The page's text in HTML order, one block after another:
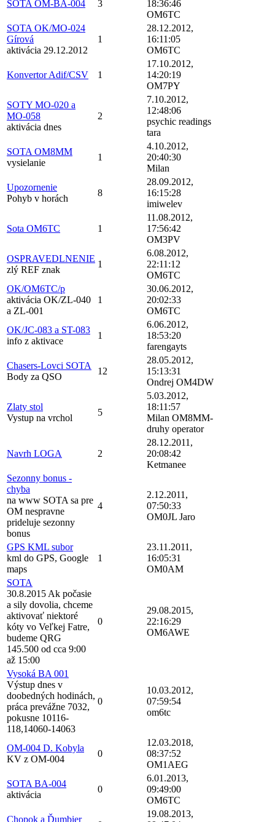
SOTA OM-BA-004 3
18:36:46
OM6TC
SOTA OK/MO-024
Gírová
aktivácia 29.12.2012
1
28.12.2012,
16:11:05
OM6TC
Konvertor Adif/CSV 1
17.10.2012,
14:20:19
OM7PY
SOTY MO-020 a
MO-058
aktivácia dnes
2
7.10.2012,
12:48:06
psychic readings
tara
SOTA OM8MM
vysielanie
1
4.10.2012,
20:40:30
Milan
Upozornenie
Pohyb v horách
8
28.09.2012,
16:15:28
imiwelev
Sota OM6TC 1
11.08.2012,
17:56:42
OM3PV
OSPRAVEDLNENIE
zlý REF znak
1
6.08.2012,
22:11:12
OM6TC
OK/OM6TC/p
aktivácia OK/ZL-040
a ZL-001
1
30.06.2012,
20:02:33
OM6TC
OK/JC-083 a ST-083
info z aktivace
1
6.06.2012,
18:53:20
farengayts
Chasers-Lovci SOTA
Body za QSO
12
28.05.2012,
15:13:31
Ondrej OM4DW
Zlaty stol
Vystup na vrchol
5
5.03.2012,
18:11:57
Milan OM8MM-
druhy operator
Navrh LOGA 2
28.12.2011,
20:08:42
Ketmanee
Sezonny bonus -
chyba
na www SOTA sa pre
OM nespravne
prideluje sezonny
bonus
4
2.12.2011,
07:50:33
OM0JL Jaro
GPS KML subor
kml do GPS, Google
maps
1
23.11.2011,
16:05:31
OM0AM
SOTA
30.8.2015 Ak počasie
a sily dovolia, chceme
aktivovať niektoré
kóty vo Veľkej Fatre,
budeme QRG
145.500 od cca 9:00
až 15:00
0
29.08.2015,
22:16:29
OM6AWE
Vysoká BA 001
Výstup dnes v
doobedných hodinách,
práca prevážne 7032,
pokusne 10116-
118,14060-14063
0
10.03.2012,
07:59:54
om6tc
OM-004 D. Kobyla
KV z OM-004
0
12.03.2018,
08:37:52
OM1AEG
SOTA BA-004
aktivácia
0
6.01.2013,
09:49:00
OM6TC
Chopok a Ďumbier
19.08.2013,